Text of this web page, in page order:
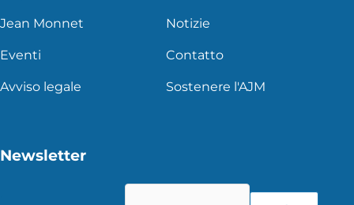
Jean Monnet Notizie
Eventi Contatto
Avviso legale Sostenere l'AJM
Newsletter